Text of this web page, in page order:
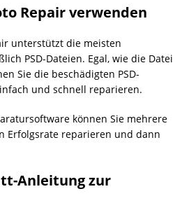
Repair verwenden
unterstützt die meisten
PSD-Dateien. Egal, wie die Datei
Sie die beschädigten PSD-
und schnell reparieren.
können Sie mehrere
Erfolgsrate reparieren und dann
Anleitung zur